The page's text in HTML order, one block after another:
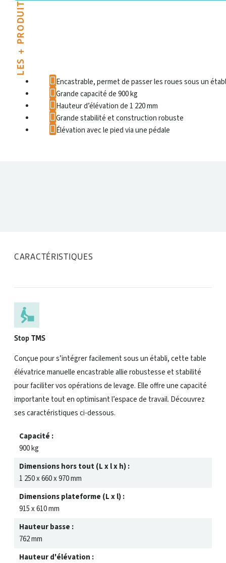
LES + PRODUIT
Encastrable, permet de passer les roues sous un
Grande capacité de 900 kg
Hauteur d’élévation de 1 220 mm
Grande stabilité et construction robuste
Élévation avec le pied via une pédale
CARACTÉRISTIQUES
Stop TMS
Conçue pour s’intégrer facilement sous un établi, cette table
élévatrice manuelle encastrable allie robustesse et stabilité
pour faciliter vos opérations de levage. Elle offre une capacité
importante tout en optimisant l’espace de travail. Découvrez
ses caractéristiques ci-dessous.
Capacité :
900 kg
Dimensions hors tout (L x l x h) :
1 250 x 660 x 970 mm
Dimensions plateforme (L x l) :
915 x 610 mm
Hauteur basse :
762 mm
Hauteur d'élévation :